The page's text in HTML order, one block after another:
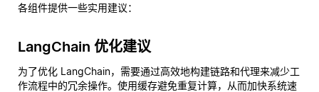
各组件提供一些实用建议：
LangChain 优化建议
为了优化 LangChain，需要通过高效地构建链路和代理来减少工
作流程中的冗余操作。使用缓存避免重复计算，从而加快系统速